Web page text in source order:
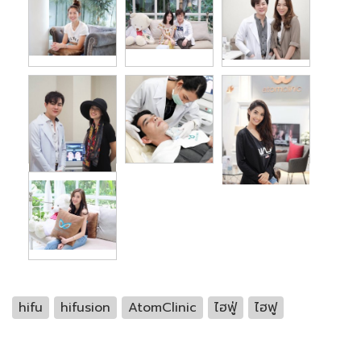
hifu hifusion AtomClinic ไฮฟู่ ไฮฟู